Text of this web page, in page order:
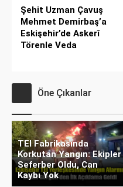
Şehit Uzman Çavuş
Mehmet Demirbaş’a
Eskişehir’de Askerî
Törenle Veda
Öne Çıkanlar
TEI Fabrikasında
Korkutan Yangın: Ekipler
Seferber Oldu, Can
Kaybı Yok